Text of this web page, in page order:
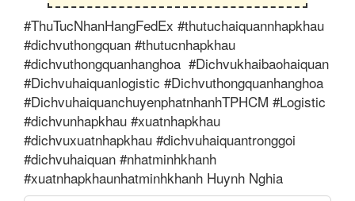
#ThuTucNhanHangFedEx #thutuchaiquannhapkhau
#dichvuthongquan #thutucnhapkhau
#dichvuthongquanhanghoa #Dichvukhaibaohaiquan
#Dichvuhaiquanlogistic #Dichvuthongquanhanghoa
#DichvuhaiquanchuyenphatnhanhTPHCM #Logistic
#dichvunhapkhau #xuatnhapkhau
#dichvuxuatnhapkhau #dichvuhaiquantronggoi
#dichvuhaiquan #nhatminhkhanh
#xuatnhapkhaunhatminhkhanh Huynh Nghia